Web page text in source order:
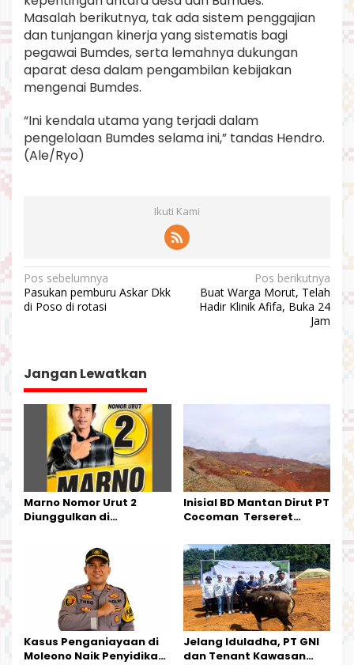
Masalah berikutnya, tak ada sistem penggajian
dan tunjangan kinerja yang sistematis bagi
pegawai Bumdes, serta lemahnya dukungan
aparat desa dalam pengambilan kebijakan
mengenai Bumdes.
“Ini kendala utama yang terjadi dalam
pengelolaan Bumdes selama ini,” tandas Hendro.
(Ale/Ryo)
Ikuti Kami
N
a
g
a
s
Pos sebelumnya
Pasukan pemburu Askar Dkk
di Poso di rotasi
Pos berikutnya
Buat Warga Morut, Telah
Hadir Klinik Afifa, Buka 24
Jam
Jangan Lewatkan
Marno Nomor Urut 2
Diunggulkan di
Kesederhanaannya Jadi
Harapan Warga
Inisial BD Mantan Dirut PT
Cocoman Terseret
Tata Kelola Tambang
Kalimantan Barat
Kasus Penganiayaan di
Moleono Naik Penyidikan,
Jelang Iduladha, PT GNI
dan Tenant Kawasan